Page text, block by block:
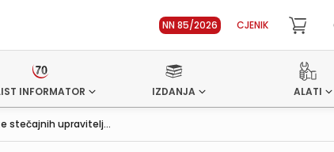
NN 85/2026 CJENIK
INFORMATOR IZDANJA ALATI
stečajnih upravitelj...